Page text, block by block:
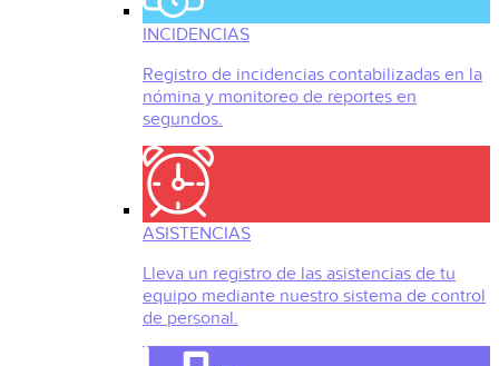
INCIDENCIAS
Registro de incidencias contabilizadas en la
nómina y monitoreo de reportes en
segundos.
ASISTENCIAS
Lleva un registro de las asistencias de tu
equipo mediante nuestro sistema de control
de personal.